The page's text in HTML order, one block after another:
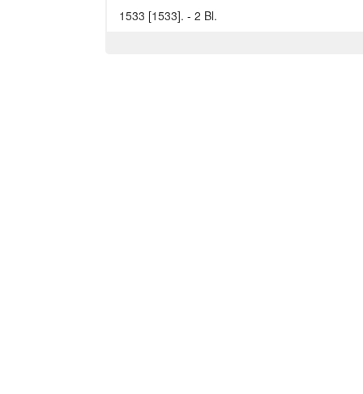
1533 [1533]. - 2 Bl.